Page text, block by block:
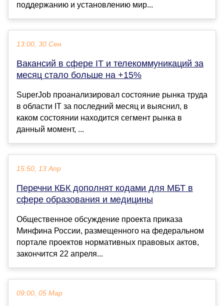
поддержанию и установлению мир...
13:00, 30 Сен
Вакансий в сфере IT и телекоммуникаций за
месяц стало больше на +15%
SuperJob проанализировал состояние рынка труда
в области IT за последний месяц и выяснил, в
каком состоянии находится сегмент рынка в
данный момент, ...
15:50, 13 Апр
Перечни КБК дополнят кодами для МБТ в
сфере образования и медицины
Общественное обсуждение проекта приказа
Минфина России, размещенного на федеральном
портале проектов нормативных правовых актов,
закончится 22 апреля...
09:00, 05 Мар